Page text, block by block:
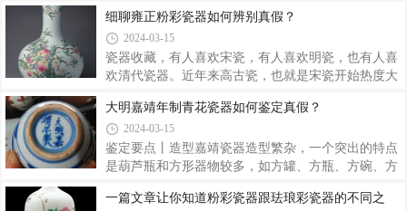
人一直在想获取中国制瓷的秘密，然而至今也没如
愿。“567瓷”指的是上世纪50年代、60年代、70年代
国营瓷厂生产瓷器的简称。那时轻工业部下辖的国
作品中揉合了自己的心声。汪藩 浅绛山水纹四方瓷板
咸丰三年(1853年)，太平军攻打景德镇。入城后，见
御窑厂专造皇帝用瓷，便迁怒于此，一把火把御窑厂
烧了。厂里的库存瓷样也因而散失，官员、画师、工
尽。金品卿 浅绛花鸟瓷板御窑厂一停就是好几年，直
至同治五年(1866年)间，清政府军机大臣李鸿章筹银
十三万两，命九江关督蔡锦清在御窑厂旧址
细聊雍正粉彩瓷器如何辨别真假？
2024-03-15
瓷器收藏，有人喜欢宋瓷，有人喜欢明瓷，也有人喜
欢清代瓷器。近年来高古瓷，也就是宋瓷开始热度大
窑炒作得特别厉害，价位奇高有关系。动辄上百万的
高古瓷对于普通藏友来说，想要入手实在是心有而余
力不足的一件事，就算是资金充足的情况下鱼龙混杂
的市场也使人难辨真假。今天小编为大家介绍另一种
粉彩瓷到底是什么？粉彩瓷是釉上彩瓷器的一个品
大明嘉靖年制青花瓷器如何鉴定真假？
2024-03-15
鉴定要点丨造型嘉靖瓷器造型繁杂，一个突出的特点
是葫芦瓶和方形器物较多，如方罐、方瓶、方碗、方
地方形，即上节为圆形，下节为方形等。鉴定要点丨
一篇文章让你知道粉彩瓷器跟珐琅彩瓷器的不同之